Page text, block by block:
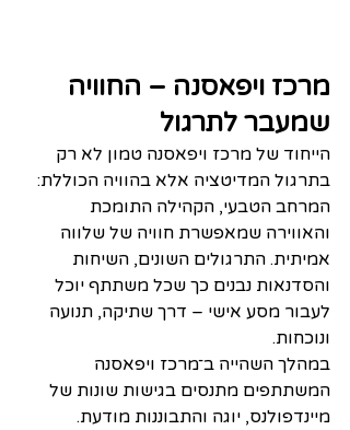
מרכז ויפאסנה – החוויה
שמעבר לתרגול
הייחוד של מרכז ויפאסנה טמון לא רק
בתרגול המדיטציה אלא בהוויה הכוללת:
המרחב הטבעי, הקהילה התומכת
והאווירה שמאפשרת חוויה של שלווה
אמיתית. התרגולים השונים, השיחות
והסדנאות נבנים כך שכל משתתף יוכל
לעבור מסע אישי – דרך שתיקה, תנועה
ונוכחות.
במהלך השהייה ב־מרכז ויפאסנה
המשתתפים מתנסים בגישות שונות של
מיינדפולנס, יוגה והתבוננות מודעת.